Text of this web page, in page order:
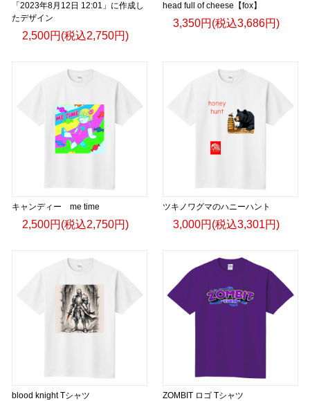
「2023年8月12日 12:01」に作成し
たデザイン
2,500円(税込2,750円)
head full of cheese【fox】
3,350円(税込3,686円)
キャンディー me time
2,500円(税込2,750円)
ツキノワグマのハニーハント
3,000円(税込3,301円)
blood knight Tシャツ ZOMBIT ロゴ Tシャツ